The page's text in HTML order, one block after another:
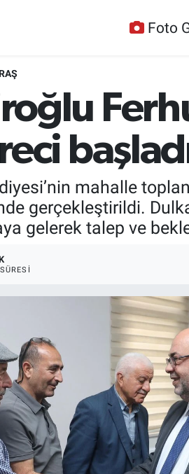
Foto
mahalle
gerçekleştirildi.
gelerek talep ve